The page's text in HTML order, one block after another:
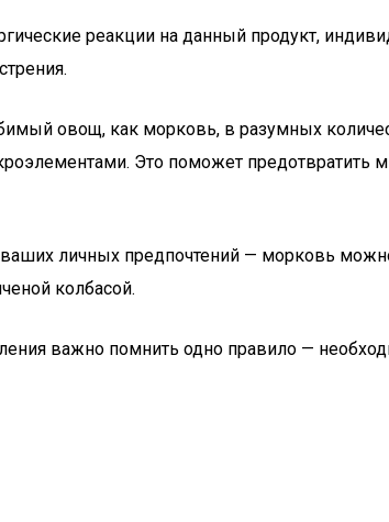
реакции на данный продукт,
овощ, как морковь, в разумных
Это поможет предотвратить
личных предпочтений — морковь
колбасой.
важно помнить одно правило —